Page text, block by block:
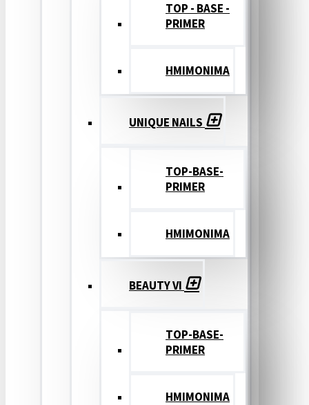
TOP - BASE -
PRIMER
ΗΜΙΜΟΝΙΜΑ
UNIQUE NAILS
TOP-BASE-
PRIMER
ΗΜΙΜΟΝΙΜΑ
BEAUTY VI
TOP-BASE-
PRIMER
ΗΜΙΜΟΝΙΜΑ